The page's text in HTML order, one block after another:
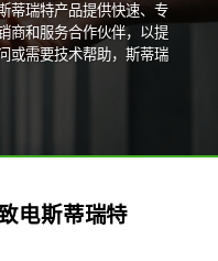
蒂瑞特产品提供快速、专
商和服务合作伙伴，以提
或需要技术帮助，斯蒂瑞
电斯蒂瑞特